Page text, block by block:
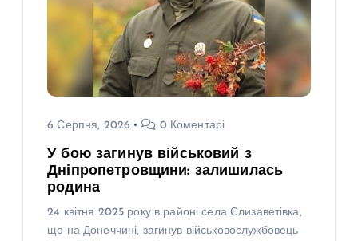
6 Серпня, 2026 0 Коментарі
У бою загинув військовий з
Дніпропетровщини: залишилась
родина
24 квітня 2025 року в районі села Єлизаветівка,
що на Донеччині, загинув військовослужбовець